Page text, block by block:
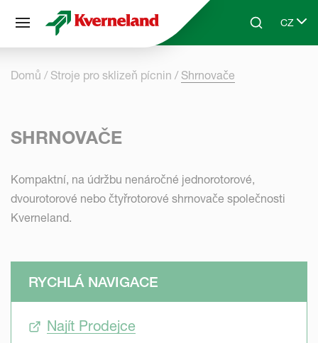
Skip to main contentSearchCZ
Select
Domů Stroje pro sklizeň pícnin Shrnovače
SHRNOVAČE
Kompaktní, na údržbu nenáročné jednorotorové,
dvourotorové nebo čtyřrotorové shrnovače společnosti
Kverneland.
RYCHLÁ NAVIGACE
Najít Prodejce
Panel pro správu cookies